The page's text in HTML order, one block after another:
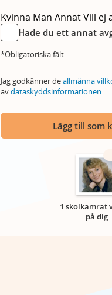
Kvinna Man AnnatVill ej
Hade du ett annat
*Obligatoriska fält
Jag godkänner deallmänna
avdataskyddsinformationen.
Lägg till som
1 skolkamrat
på dig